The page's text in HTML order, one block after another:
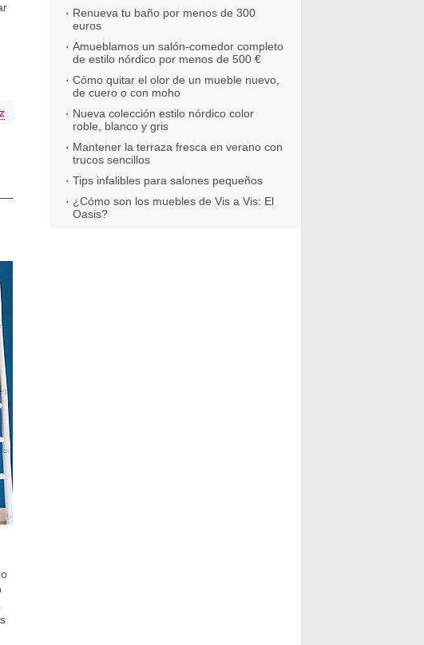
Renueva tu baño por menos de 300
euros
Amueblamos un salón-comedor completo
de estilo nórdico por menos de 500 €
Cómo quitar el olor de un mueble nuevo,
de cuero o con moho
Nueva colección estilo nórdico color
roble, blanco y gris
Mantener la terraza fresca en verano con
trucos sencillos
Tips infalibles para salones pequeños
¿Cómo son los muebles de Vis a Vis: El
Oasis?